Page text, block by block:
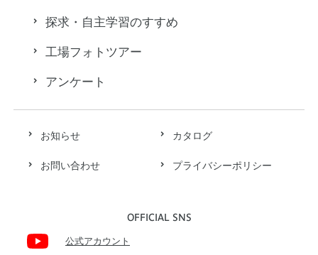
お知らせ カタログ
お問い合わせ プライバシーポリシー
OFFICIAL SNS
公式アカウント
探求・自主学習のすすめ
工場フォトツアー
アンケート